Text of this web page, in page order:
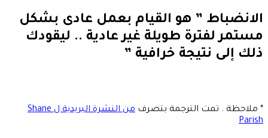
الانضباط ” هو القيام بعمل عادى بشكل
مستمر لفترة طويلة غير عادية .. ليقودك
ذلك إلى نتيجة خرافية ”
* ملاحظة . تمت الترجمة بتصرف
من النشرة البريدية ل Shane
Parish